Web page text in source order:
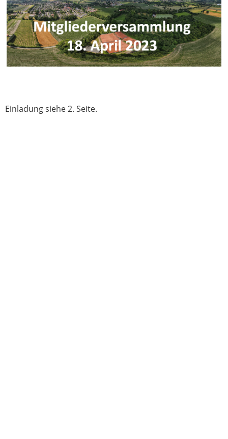
Einladung siehe 2. Seite.